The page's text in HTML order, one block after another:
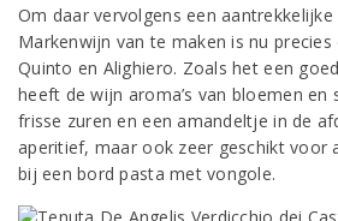
Om daar vervolgens een aantrekkelijke
Markenwijn van te maken is nu
Quinto en Alighiero. Zoals het een
heeft de wijn aroma’s van bloemen en
frisse zuren en een amandeltje in de
aperitief, maar ook zeer geschikt voor
bij een bord pasta met vongole.